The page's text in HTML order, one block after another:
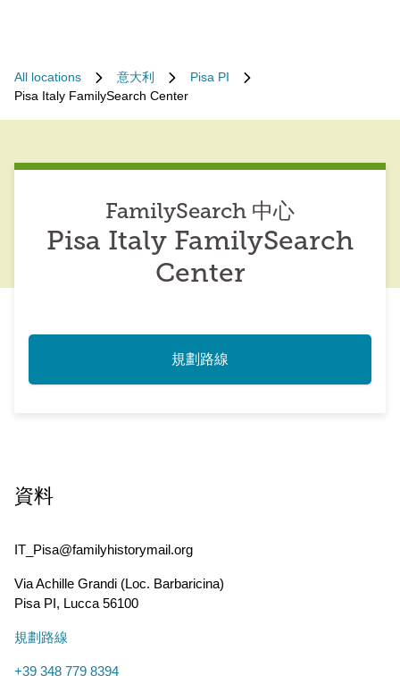
All locations 意大利
Pisa PI
Pisa Italy FamilySearch Center
FamilySearch 中心
Pisa Italy FamilySearch
Center
規劃路線
資料
IT_Pisa@familyhistorymail.org
Via Achille Grandi (Loc. Barbaricina)
Pisa PI, Lucca 56100
規劃路線
+39 348 779 8394